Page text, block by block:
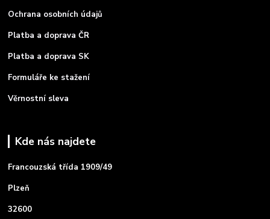
Ochrana osobních údajů
Platba a doprava ČR
Platba a doprava SK
Formuláře ke stažení
Věrnostní sleva
Kde nás najdete
Francouzská třída 1909/49
Plzeň
32600